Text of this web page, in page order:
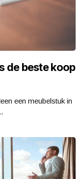
de beste koop
een meubelstuk in